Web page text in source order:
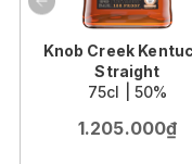
Knob Creek
Straight
75cl | 50%
1.205.000₫